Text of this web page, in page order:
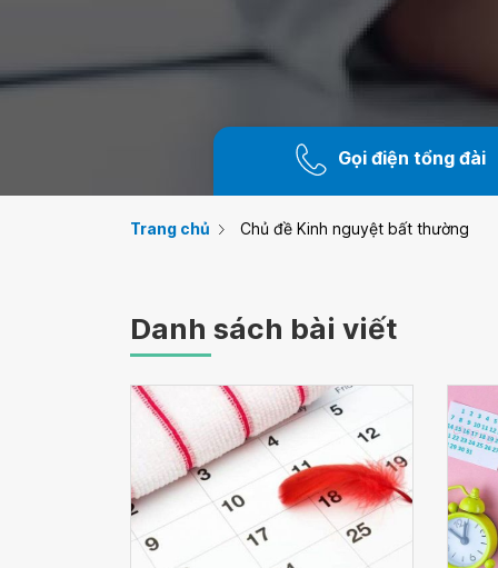
Gọi điện tổng đài
Trang chủ Chủ đề Kinh nguyệt bất thường
Danh sách bài viết